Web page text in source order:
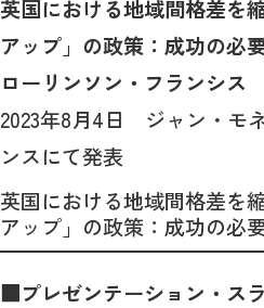
英国における地域間格差を
アップ」の政策：成功の必
ローリンソン・フランシ
2023年8月4日 ジャン・モ
ンスにて発表
英国における地域間格差を
アップ」の政策：成功の必
■プレゼンテーション・ス